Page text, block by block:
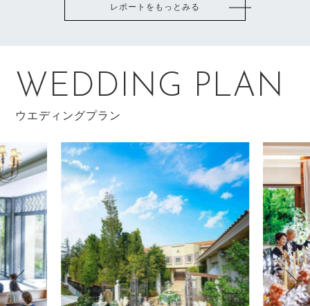
レポートをもっとみる
WEDDING PLAN
ウエディングプラン